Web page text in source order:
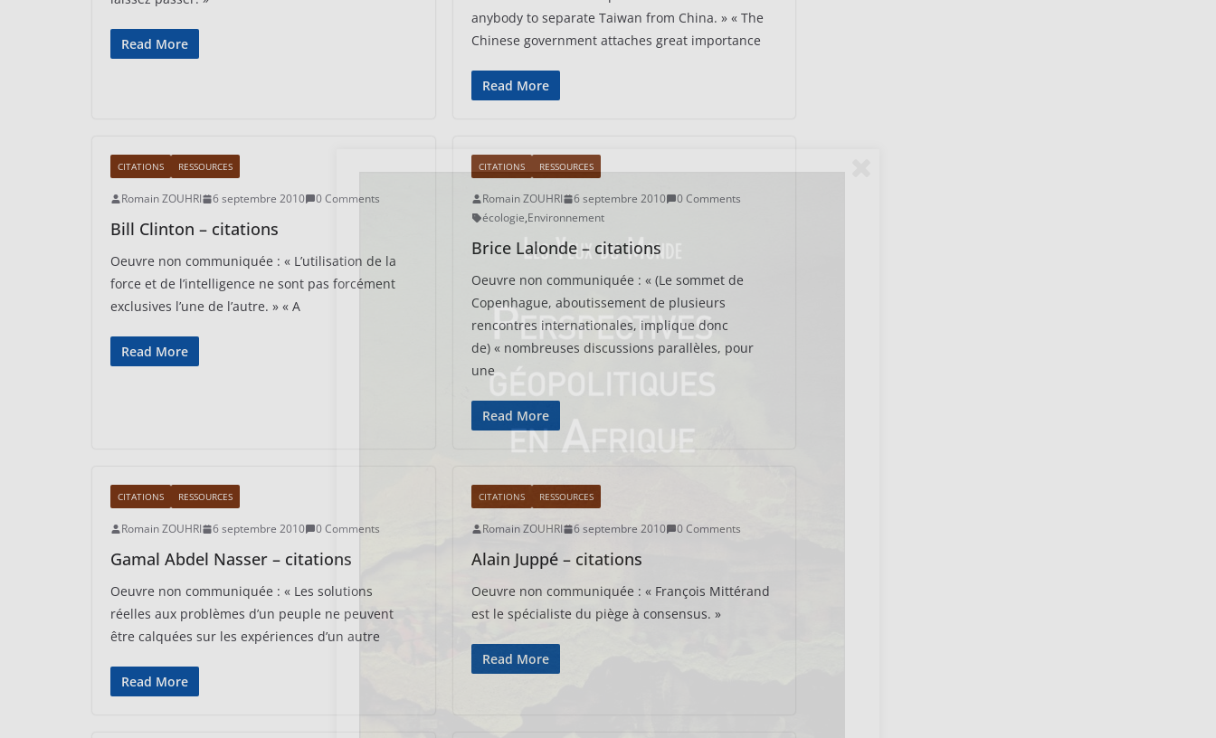
Read More
anybody to separate Taiwan from China. » « The
Chinese government attaches great importance
Read More
CITATIONS RESSOURCES
Romain ZOUHRI 6 septembre 2010 0 Comments
Bill Clinton – citations
Oeuvre non communiquée : « L’utilisation de la
force et de l’intelligence ne sont pas forcément
exclusives l’une de l’autre. » « A
Read More
CITATIONS RESSOURCES
Romain ZOUHRI 6 septembre 2010
0 Comments
écologie,Environnement
Brice Lalonde – citations
Oeuvre non communiquée : « (Le sommet de
Copenhague, aboutissement de plusieurs
rencontres internationales, implique donc
de) « nombreuses discussions parallèles, pour
une
Read More
CITATIONS RESSOURCES
Romain ZOUHRI 6 septembre 2010 0 Comments
Gamal Abdel Nasser – citations
Oeuvre non communiquée : « Les solutions
réelles aux problèmes d’un peuple ne peuvent
être calquées sur les expériences d’un autre
Read More
CITATIONS RESSOURCES
Romain ZOUHRI 6 septembre 2010 0 Comments
Alain Juppé – citations
Oeuvre non communiquée : « François Mittérand
est le spécialiste du piège à consensus. »
Read More